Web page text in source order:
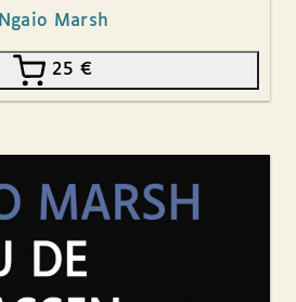
Ngaio Marsh
25€